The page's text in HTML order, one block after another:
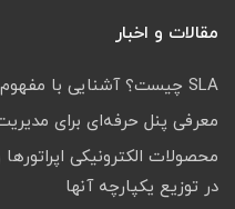
مقالات و اخبار
SLA چیست؟ آشنایی با مفهوم توافق‌نامه سطح خدمات
معرفی پنل حرفه‌ای برای
محصولات الکترونیکی
در توزیع یکپارچه آنها